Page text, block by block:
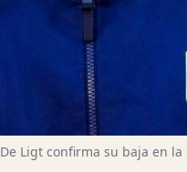
De Ligt confirma su baja en